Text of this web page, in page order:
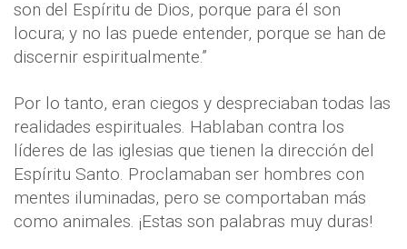
son del Espíritu de Dios, porque para él son
locura; y no las puede entender, porque se han de
discernir espiritualmente.”
Por lo tanto, eran ciegos y despreciaban todas las
realidades espirituales. Hablaban contra los
líderes de las iglesias que tienen la dirección del
Espíritu Santo. Proclamaban ser hombres con
mentes iluminadas, pero se comportaban más
como animales. ¡Estas son palabras muy duras!